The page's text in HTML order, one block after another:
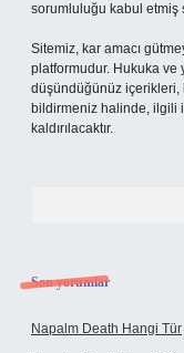
sorumluluğu kabul etmiş
Sitemiz, kar amacı
platformudur. Hukuka ve
düşündüğünüz içerikleri,
bildirmeniz halinde, ilgili
kaldırılacaktır.
Son yorumlar
Napalm Death Hangi Tür